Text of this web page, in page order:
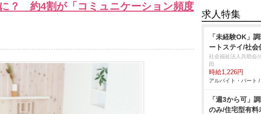
？ 約4割が「コミュニケーション頻度
求人特集
「未経験OK」
ートステイ/社会
社会福祉法人共助会/
田
時給1,226円
アルバイト・パート
「週3から可」
のみ/住宅型有料